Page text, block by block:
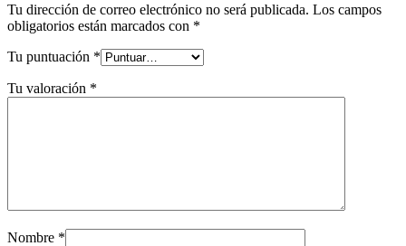
Tu dirección de correo electrónico no será publicada. Los campos
obligatorios están marcados con *
Tu puntuación *
Tu valoración *
Nombre *